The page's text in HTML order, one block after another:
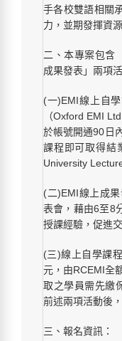
手各校雙語相關
力，並期發揮資
二、本專案包含
成果發表」兩項
(一)EMI線上自
（Oxford EMI
於帳號開通90日
課程即可取得結
University
(二)EMI線上成
表會，藉由6至8
授課經驗，促進
(三)線上自學課
元，由RCEMI全
取之學員需先繳
前述兩項活動後
三、報名資訊：